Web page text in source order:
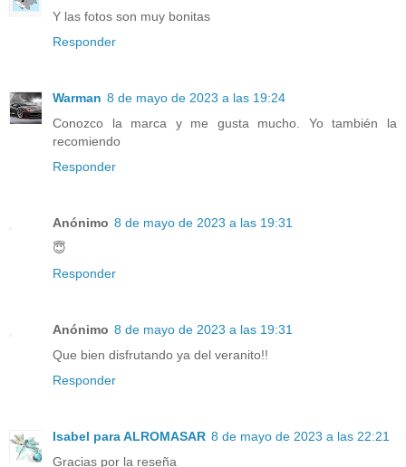
Y las fotos son muy bonitas
Responder
Warman 8 de mayo de 2023 a las 19:24
Conozco la marca y me gusta mucho. Yo también la
recomiendo
Responder
Anónimo 8 de mayo de 2023 a las 19:31
😇
Responder
Anónimo 8 de mayo de 2023 a las 19:31
Que bien disfrutando ya del veranito!!
Responder
Isabel para ALROMASAR 8 de mayo de 2023 a las 22:21
Gracias por la reseña